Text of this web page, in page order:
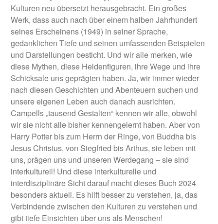
Kulturen neu übersetzt herausgebracht. Ein großes
Werk, dass auch nach über einem halben Jahrhundert
seines Erscheinens (1949) in seiner Sprache,
gedanklichen Tiefe und seinen umfassenden Beispielen
und Darstellungen besticht. Und wir alle merken, wie
diese Mythen, diese Heldenfiguren, ihre Wege und ihre
Schicksale uns geprägten haben. Ja, wir immer wieder
nach diesen Geschichten und Abenteuern suchen und
unsere eigenen Leben auch danach ausrichten.
Campells „tausend Gestalten“ kennen wir alle, obwohl
wir sie nicht alle bisher kennengelernt haben. Aber von
Harry Potter bis zum Herrn der Ringe, von Buddha bis
Jesus Christus, von Siegfried bis Arthus, sie leben mit
uns, prägen uns und unseren Werdegang – sie sind
interkulturell! Und diese interkulturelle und
interdisziplinäre Sicht darauf macht dieses Buch 2024
besonders aktuell. Es hilft besser zu verstehen, ja, das
Verbindende zwischen den Kulturen zu verstehen und
gibt tiefe Einsichten über uns als Menschen!